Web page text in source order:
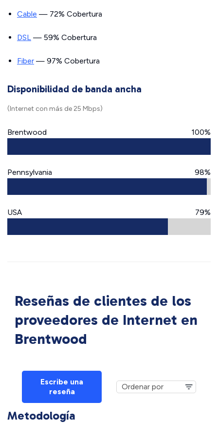
Cable — 72% Cobertura
DSL — 59% Cobertura
Fiber — 97% Cobertura
Disponibilidad de banda ancha
(Internet con más de 25 Mbps)
Brentwood 100%
Pennsylvania 98%
USA 79%
Reseñas de clientes de los
proveedores de Internet en
Brentwood
Escribe una
reseña
Metodología